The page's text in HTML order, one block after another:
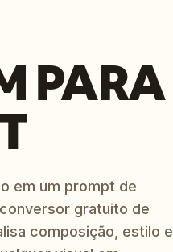
PARA
em um prompt de
gratuito de
composição, estilo e